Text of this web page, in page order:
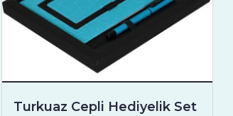
Turkuaz Cepli Hediyelik Set